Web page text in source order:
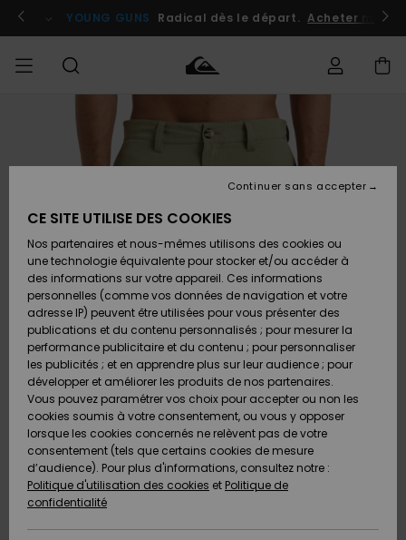
l'information
le
Se connecter / s'inscrire
YOUNG GUNS Radical dès le départ. Acheter
HOMME Vêtements
Chaussures
& Tongs
Surf
Snow
Nouveautés
A
Vêtements
Chaussures
& Tongs
Surf
Snow
Nouveautés
A
FEMME
A
Découvrir
Snow
SURF
Surf
Shop
Enfant
Highlights
Communauté
SNOW
Snow
Shop
Enfant
Snow
Shop
Femme
A
Découvrir
Communauté
OUTLET
Enfant
Outlet
Femme
AIDE &
CONTACT
Accéder à
Retours
Paiement
Carte
Cadeau
Quiksilver
Freedom
Protection
des
MAGASINS
CE SITE UTILISE DES COOKIES
Nos partenaires et nous-mêmes utilisons des cookies ou
une technologie équivalente pour stocker et/ou accéder à
des informations sur votre appareil. Ces informations
personnelles (comme vos données de navigation et votre
adresse IP) peuvent être utilisées pour vous présenter des
publications et du contenu personnalisés ; pour mesurer la
performance publicitaire et du contenu ; pour personnaliser
les publicités ; et en apprendre plus sur leur audience ; pour
développer et améliorer les produits de nos partenaires.
Vous pouvez paramétrer vos choix pour accepter ou non les
cookies soumis à votre consentement, ou vous y opposer
lorsque les cookies concernés ne relèvent pas de votre
consentement (tels que certains cookies de mesure
d’audience). Pour plus d'informations, consultez notre :
Politique d'utilisation des cookies et Politique de
confidentialité
Continuer sans accepter